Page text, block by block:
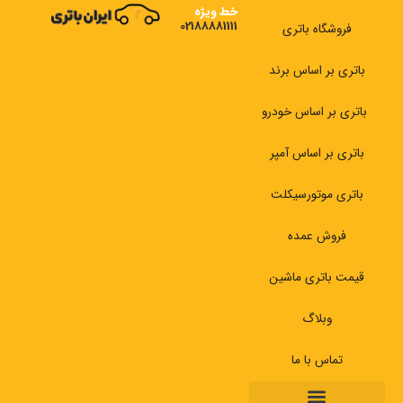
فروشگاه باتری
باتری بر اساس برند
باتری بر اساس خودرو
باتری بر اساس آمپر
باتری موتورسیکلت
فروش عمده
قیمت باتری ماشین
وبلاگ
تماس با ما
خط ویژه
02188881111